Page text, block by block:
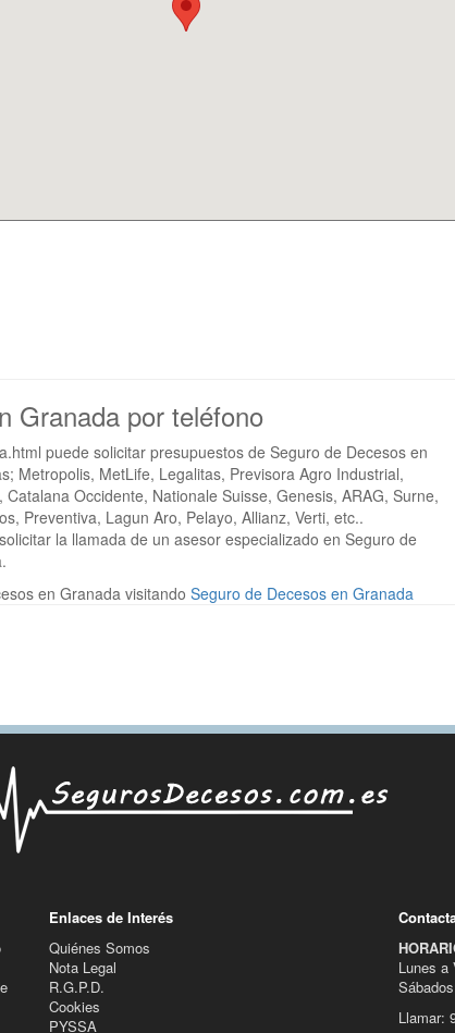
Granada por teléfono
puede solicitar presupuestos de Seguro de Decesos en
Metropolis, MetLife, Legalitas, Previsora Agro Industrial,
Occidente, Nationale Suisse, Genesis, ARAG, Surne,
Preventiva, Lagun Aro, Pelayo, Allianz, Verti, etc..
la llamada de un asesor especializado en Seguro de
en Granada visitando Seguro de Decesos en Granada
Enlaces de Interés
Quiénes Somos
Nota Legal
R.G.P.D.
Cookies
PYSSA
Lunes a
Llamar: